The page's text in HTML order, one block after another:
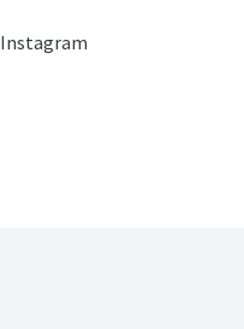
Instagram